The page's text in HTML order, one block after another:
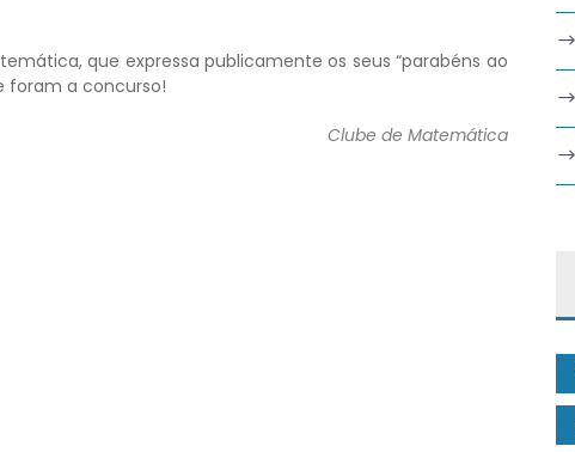
que expressa publicamente os seus “parabéns ao
foram a concurso!
Clube de Matemática